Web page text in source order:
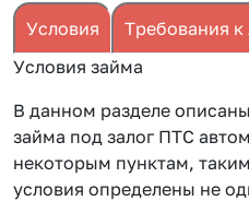
Условия
Требования к
Условия займа
В данном разделе
займа под залог ПТС
некоторым пунктам,
условия определены не